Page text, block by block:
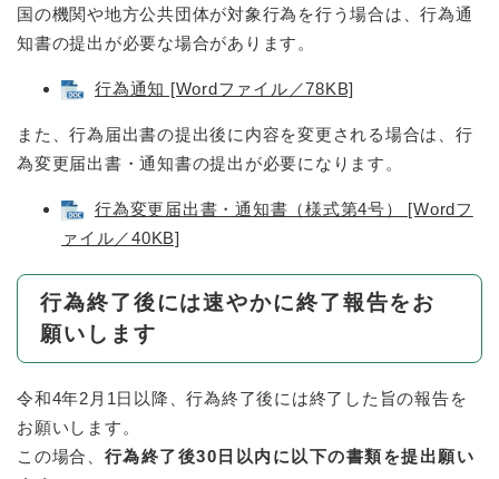
国の機関や地方公共団体が対象行為を行う場合は、行為通
知書の提出が必要な場合があります。
行為通知 [Wordファイル／78KB]
また、行為届出書の提出後に内容を変更される場合は、行
為変更届出書・通知書の提出が必要になります。
行為変更届出書・通知書（様式第4号） [Wordフ
ァイル／40KB]
行為終了後には速やかに終了報告をお
願いします
令和4年2月1日以降、行為終了後には終了した旨の報告を
お願いします。
この場合、 行為終了後30日以内に以下の書類を提出願い